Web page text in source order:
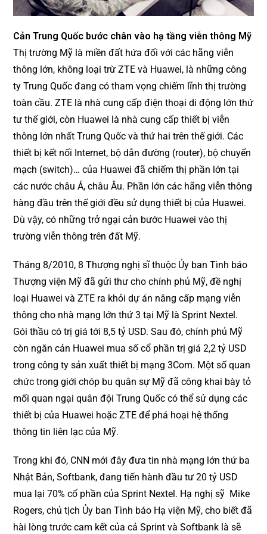
Cản Trung Quốc bước chân vào hạ tầng viễn thông Mỹ
Thị trường Mỹ là miền đất hứa đối với các hãng viễn
thông lớn, không loại trừ ZTE và Huawei, là những công
ty Trung Quốc đang có tham vọng chiếm lĩnh thị trường
toàn cầu. ZTE là nhà cung cấp điện thoại di động lớn thứ
tư thế giới, còn Huawei là nhà cung cấp thiết bị viễn
thông lớn nhất Trung Quốc và thứ hai trên thế giới. Các
thiết bị kết nối Internet, bộ dẫn đường (router), bộ chuyển
mạch (switch)… của Huawei đã chiếm thị phần lớn tại
các nước châu Á, châu Âu. Phần lớn các hãng viễn thông
hàng đầu trên thế giới đều sử dụng thiết bị của Huawei.
Dù vậy, có những trở ngại cản bước Huawei vào thị
trường viễn thông trên đất Mỹ.
Tháng 8/2010, 8 Thượng nghị sĩ thuộc Ủy ban Tình báo
Thượng viện Mỹ đã gửi thư cho chính phủ Mỹ, đề nghị
loại Huawei và ZTE ra khỏi dự án nâng cấp mạng viễn
thông cho nhà mạng lớn thứ 3 tại Mỹ là Sprint Nextel.
Gói thầu có trị giá tới 8,5 tỷ USD. Sau đó, chính phủ Mỹ
còn ngăn cản Huawei mua số cổ phần trị giá 2,2 tỷ USD
trong công ty sản xuất thiết bị mạng 3Com. Một số quan
chức trong giới chóp bu quân sự Mỹ đã công khai bày tỏ
mối quan ngại quân đội Trung Quốc có thể sử dụng các
thiết bị của Huawei hoặc ZTE để phá hoại hệ thống
thông tin liên lạc của Mỹ.
Trong khi đó, CNN mới đây đưa tin nhà mạng lớn thứ ba
Nhật Bản, Softbank, đang tiến hành đầu tư 20 tỷ USD
mua lại 70% cổ phần của Sprint Nextel. Hạ nghị sỹ Mike
Rogers, chủ tịch Ủy ban Tình báo Hạ viện Mỹ, cho biết đã
hài lòng trước cam kết của cả Sprint và Softbank là sẽ